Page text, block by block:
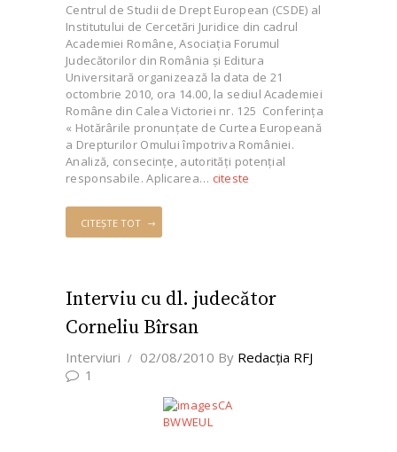
Centrul de Studii de Drept European (CSDE) al
Institutului de Cercetări Juridice din cadrul
Academiei Române, Asociaţia Forumul
Judecătorilor din România şi Editura
Universitară organizează la data de 21
octombrie 2010, ora 14.00, la sediul Academiei
Române din Calea Victoriei nr. 125 Conferinţa
« Hotărârile pronunţate de Curtea Europeană
a Drepturilor Omului împotriva României.
Analiză, consecinţe, autorităţi potenţial
responsabile. Aplicarea… citeste
CITEȘTE TOT
Interviu cu dl. judecător
Corneliu Bîrsan
Interviuri 02/08/2010 By Redacţia RFJ
1